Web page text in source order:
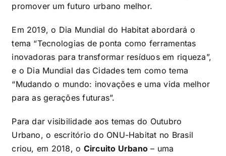
promover um futuro urbano melhor.
Em 2019, o Dia Mundial do Habitat abordará o
tema “Tecnologias de ponta como ferramentas
inovadoras para transformar resíduos em riqueza”,
e o Dia Mundial das Cidades tem como tema
“Mudando o mundo: inovações e uma vida melhor
para as gerações futuras”.
Para dar visibilidade aos temas do Outubro
Urbano, o escritório do ONU-Habitat no Brasil
criou, em 2018, o Circuito Urbano – uma